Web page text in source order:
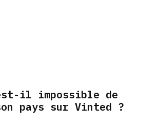
il impossible de
pays sur Vinted ?